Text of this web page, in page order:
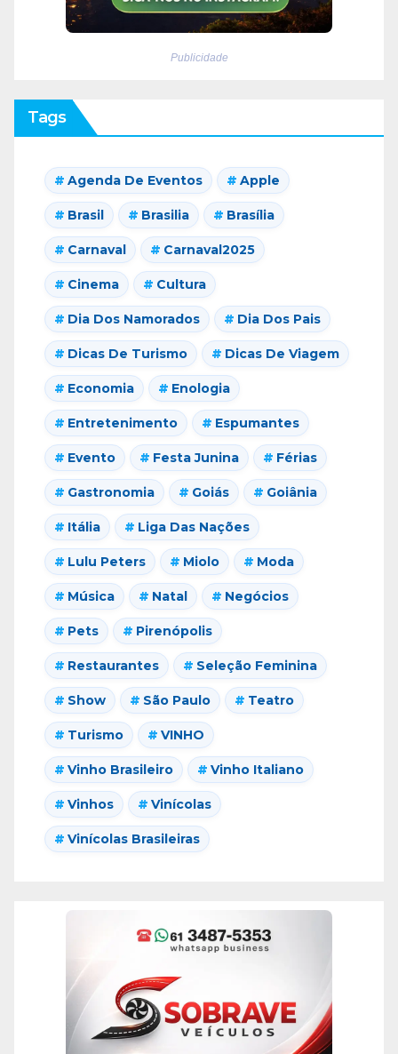
Publicidade
Tags
Agenda De Eventos Apple
Brasil Brasilia Brasília
Carnaval Carnaval2025
Cinema Cultura
Dia Dos Namorados Dia Dos Pais
Dicas De Turismo Dicas De Viagem
Economia Enologia
Entretenimento Espumantes
Evento Festa Junina Férias
Gastronomia Goiás Goiânia
Itália Liga Das Nações
Lulu Peters Miolo Moda
Música Natal Negócios
Pets Pirenópolis
Restaurantes Seleção Feminina
Show São Paulo Teatro
Turismo VINHO
Vinho Brasileiro Vinho Italiano
Vinhos Vinícolas
Vinícolas Brasileiras